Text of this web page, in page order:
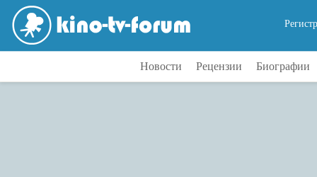
Новости Рецензии Биографии